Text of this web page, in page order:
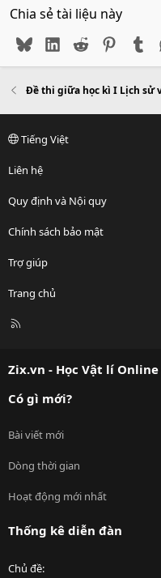
Chia sẻ tài liệu này
BlueskyLinkedIn
Reddit
Đề thi giữa học kì I Lịch sử
Tiếng Việt
Liên hệ
Quy định và Nội quy
Chính sách bảo mật
Trợ giúp
Trang chủ
R
Zix.vn - Học Vật lí
Có gì mới?
Bài viết mới
Dòng thời gian
Hoạt động mới nhất
Thống kê diễn đàn
Chủ đề